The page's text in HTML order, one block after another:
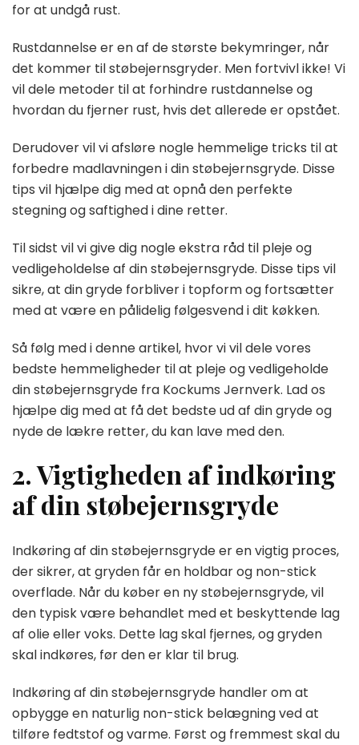
for at undgå rust.
Rustdannelse er en af de største bekymringer, når
det kommer til støbejernsgryder. Men fortvivl ikke! Vi
vil dele metoder til at forhindre rustdannelse og
hvordan du fjerner rust, hvis det allerede er opstået.
Derudover vil vi afsløre nogle hemmelige tricks til at
forbedre madlavningen i din støbejernsgryde. Disse
tips vil hjælpe dig med at opnå den perfekte
stegning og saftighed i dine retter.
Til sidst vil vi give dig nogle ekstra råd til pleje og
vedligeholdelse af din støbejernsgryde. Disse tips vil
sikre, at din gryde forbliver i topform og fortsætter
med at være en pålidelig følgesvend i dit køkken.
Så følg med i denne artikel, hvor vi vil dele vores
bedste hemmeligheder til at pleje og vedligeholde
din støbejernsgryde fra Kockums Jernverk. Lad os
hjælpe dig med at få det bedste ud af din gryde og
nyde de lækre retter, du kan lave med den.
2. Vigtigheden af indkøring
af din støbejernsgryde
Indkøring af din støbejernsgryde er en vigtig proces,
der sikrer, at gryden får en holdbar og non-stick
overflade. Når du køber en ny støbejernsgryde, vil
den typisk være behandlet med et beskyttende lag
af olie eller voks. Dette lag skal fjernes, og gryden
skal indkøres, før den er klar til brug.
Indkøring af din støbejernsgryde handler om at
opbygge en naturlig non-stick belægning ved at
tilføre fedtstof og varme. Først og fremmest skal du